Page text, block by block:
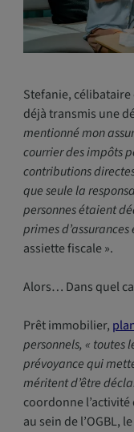
Stefanie,
déjà transmis une
mentionné mon
courrier des impôts
contributions
que seule la
personnes étaient
primes
assiette fiscale ».
Alors… Dans quel
Prêt immobilier,
personnels, « toutes
prévoyance qui
méritent d’être
coordonne l’activité
au sein de l’OGBL,